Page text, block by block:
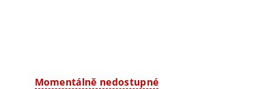
Momentálně nedostupné